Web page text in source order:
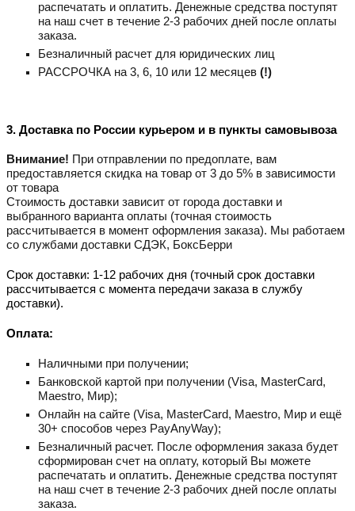
распечатать и оплатить. Денежные средства поступят
на наш счет в течение 2-3 рабочих дней после оплаты
заказа.
Безналичный расчет для юридических лиц
РАССРОЧКА на 3, 6, 10 или 12 месяцев (!)
3. Доставка по России курьером и в пункты самовывоза
Внимание! При отправлении по предоплате, вам
предоставляется скидка на товар от 3 до 5% в зависимости
от товара
Стоимость доставки зависит от города доставки и
выбранного варианта оплаты (точная стоимость
рассчитывается в момент оформления заказа). Мы работаем
со службами доставки СДЭК, БоксБерри
Срок доставки: 1-12 рабочих дня (точный срок доставки
рассчитывается с момента передачи заказа в службу
доставки).
Оплата:
Наличными при получении;
Банковской картой при получении (Visa, MastеrCard,
Maestro, Мир);
Онлайн на сайте (Visa, MastеrCard, Maestro, Мир и ещё
30+ способов через PayAnyWay);
Безналичный расчет. После оформления заказа будет
сформирован счет на оплату, который Вы можете
распечатать и оплатить. Денежные средства поступят
на наш счет в течение 2-3 рабочих дней после оплаты
заказа.